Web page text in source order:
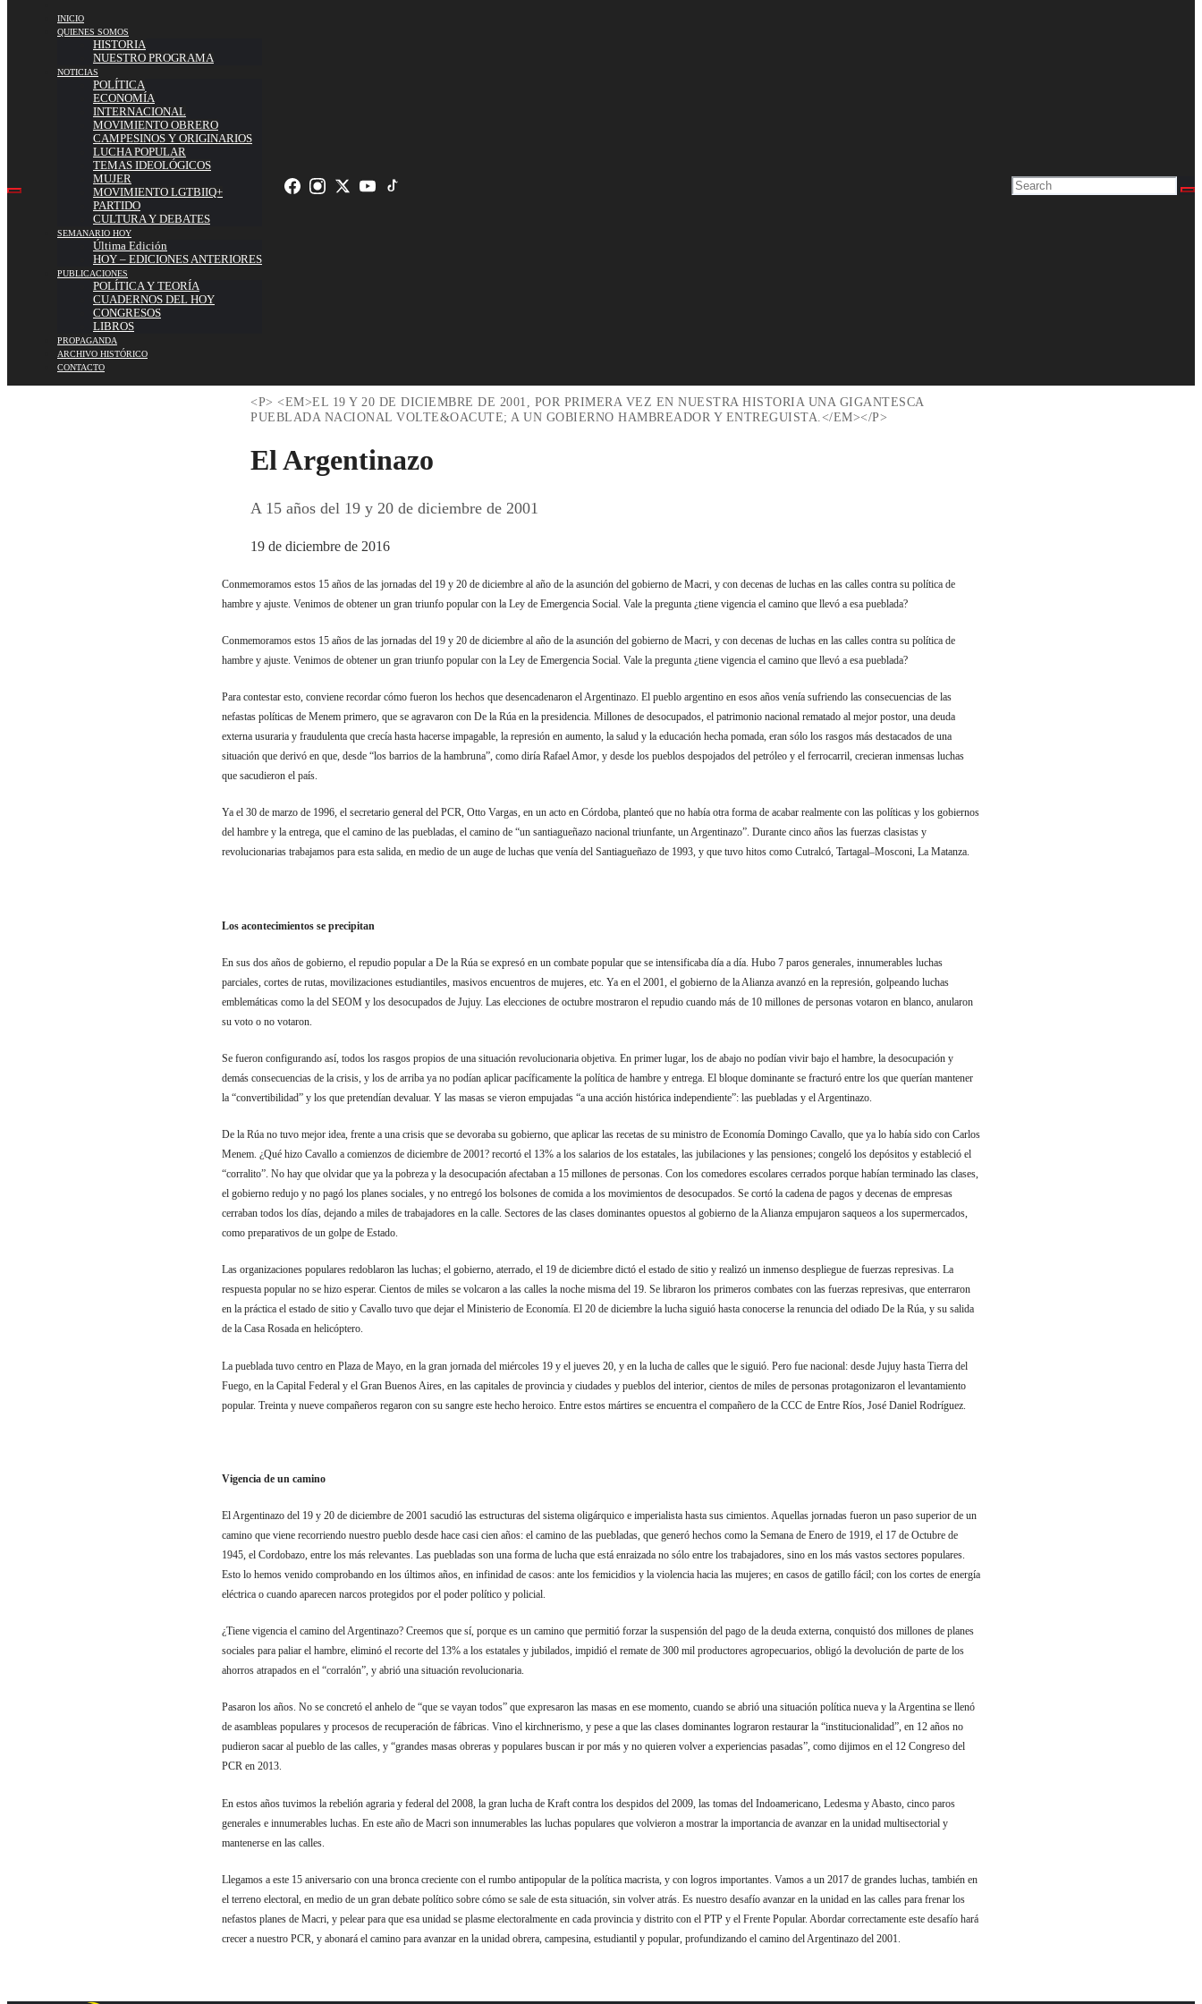
INICIO
QUIENES SOMOS
HISTORIA
NUESTRO PROGRAMA
NOTICIAS
POLÍTICA
ECONOMÍA
INTERNACIONAL
MOVIMIENTO OBRERO
CAMPESINOS Y ORIGINARIOS
LUCHA POPULAR
TEMAS IDEOLÓGICOS
MUJER
MOVIMIENTO LGTBIIQ+
PARTIDO
CULTURA Y DEBATES
SEMANARIO HOY
Última Edición
HOY – EDICIONES ANTERIORES
PUBLICACIONES
POLÍTICA Y TEORÍA
CUADERNOS DEL HOY
CONGRESOS
LIBROS
PROPAGANDA
ARCHIVO HISTÓRICO
CONTACTO
<P> <EM>EL 19 Y 20 DE DICIEMBRE DE 2001, POR PRIMERA VEZ EN NUESTRA HISTORIA UNA GIGANTESCA
PUEBLADA NACIONAL VOLTE&OACUTE; A UN GOBIERNO HAMBREADOR Y ENTREGUISTA.</EM></P>
El Argentinazo
A 15 años del 19 y 20 de diciembre de 2001
19 de diciembre de 2016
Conmemoramos estos 15 años de las jornadas del 19 y 20 de diciembre al año de la asunción del gobierno de Macri, y con decenas de luchas en las calles contra su política de
hambre y ajuste. Venimos de obtener un gran triunfo popular con la Ley de Emergencia Social. Vale la pregunta ¿tiene vigencia el camino que llevó a esa pueblada?
Conmemoramos estos 15 años de las jornadas del 19 y 20 de diciembre al año de la asunción del gobierno de Macri, y con decenas de luchas en las calles contra su política de
hambre y ajuste. Venimos de obtener un gran triunfo popular con la Ley de Emergencia Social. Vale la pregunta ¿tiene vigencia el camino que llevó a esa pueblada?
Para contestar esto, conviene recordar cómo fueron los hechos que desencadenaron el Argentinazo. El pueblo argentino en esos años venía sufriendo las consecuencias de las
nefastas políticas de Menem primero, que se agravaron con De la Rúa en la presidencia. Millones de desocupados, el patrimonio nacional rematado al mejor postor, una deuda
externa usuraria y fraudulenta que crecía hasta hacerse impagable, la represión en aumento, la salud y la educación hecha pomada, eran sólo los rasgos más destacados de una
situación que derivó en que, desde “los barrios de la hambruna”, como diría Rafael Amor, y desde los pueblos despojados del petróleo y el ferrocarril, crecieran inmensas luchas
que sacudieron el país.
Ya el 30 de marzo de 1996, el secretario general del PCR, Otto Vargas, en un acto en Córdoba, planteó que no había otra forma de acabar realmente con las políticas y los gobiernos
del hambre y la entrega, que el camino de las puebladas, el camino de “un santiagueñazo nacional triunfante, un Argentinazo”. Durante cinco años las fuerzas clasistas y
revolucionarias trabajamos para esta salida, en medio de un auge de luchas que venía del Santiagueñazo de 1993, y que tuvo hitos como Cutralcó, Tartagal–Mosconi, La Matanza.
Los acontecimientos se precipitan
En sus dos años de gobierno, el repudio popular a De la Rúa se expresó en un combate popular que se intensificaba día a día. Hubo 7 paros generales, innumerables luchas
parciales, cortes de rutas, movilizaciones estudiantiles, masivos encuentros de mujeres, etc. Ya en el 2001, el gobierno de la Alianza avanzó en la represión, golpeando luchas
emblemáticas como la del SEOM y los desocupados de Jujuy. Las elecciones de octubre mostraron el repudio cuando más de 10 millones de personas votaron en blanco, anularon
su voto o no votaron.
Se fueron configurando así, todos los rasgos propios de una situación revolucionaria objetiva. En primer lugar, los de abajo no podían vivir bajo el hambre, la desocupación y
demás consecuencias de la crisis, y los de arriba ya no podían aplicar pacíficamente la política de hambre y entrega. El bloque dominante se fracturó entre los que querían mantener
la “convertibilidad” y los que pretendían devaluar. Y las masas se vieron empujadas “a una acción histórica independiente”: las puebladas y el Argentinazo.
De la Rúa no tuvo mejor idea, frente a una crisis que se devoraba su gobierno, que aplicar las recetas de su ministro de Economía Domingo Cavallo, que ya lo había sido con Carlos
Menem. ¿Qué hizo Cavallo a comienzos de diciembre de 2001? recortó el 13% a los salarios de los estatales, las jubilaciones y las pensiones; congeló los depósitos y estableció el
“corralito”. No hay que olvidar que ya la pobreza y la desocupación afectaban a 15 millones de personas. Con los comedores escolares cerrados porque habían terminado las clases,
el gobierno redujo y no pagó los planes sociales, y no entregó los bolsones de comida a los movimientos de desocupados. Se cortó la cadena de pagos y decenas de empresas
cerraban todos los días, dejando a miles de trabajadores en la calle. Sectores de las clases dominantes opuestos al gobierno de la Alianza empujaron saqueos a los supermercados,
como preparativos de un golpe de Estado.
Las organizaciones populares redoblaron las luchas; el gobierno, aterrado, el 19 de diciembre dictó el estado de sitio y realizó un inmenso despliegue de fuerzas represivas. La
respuesta popular no se hizo esperar. Cientos de miles se volcaron a las calles la noche misma del 19. Se libraron los primeros combates con las fuerzas represivas, que enterraron
en la práctica el estado de sitio y Cavallo tuvo que dejar el Ministerio de Economía. El 20 de diciembre la lucha siguió hasta conocerse la renuncia del odiado De la Rúa, y su salida
de la Casa Rosada en helicóptero.
La pueblada tuvo centro en Plaza de Mayo, en la gran jornada del miércoles 19 y el jueves 20, y en la lucha de calles que le siguió. Pero fue nacional: desde Jujuy hasta Tierra del
Fuego, en la Capital Federal y el Gran Buenos Aires, en las capitales de provincia y ciudades y pueblos del interior, cientos de miles de personas protagonizaron el levantamiento
popular. Treinta y nueve compañeros regaron con su sangre este hecho heroico. Entre estos mártires se encuentra el compañero de la CCC de Entre Ríos, José Daniel Rodríguez.
Vigencia de un camino
El Argentinazo del 19 y 20 de diciembre de 2001 sacudió las estructuras del sistema oligárquico e imperialista hasta sus cimientos. Aquellas jornadas fueron un paso superior de un
camino que viene recorriendo nuestro pueblo desde hace casi cien años: el camino de las puebladas, que generó hechos como la Semana de Enero de 1919, el 17 de Octubre de
1945, el Cordobazo, entre los más relevantes. Las puebladas son una forma de lucha que está enraizada no sólo entre los trabajadores, sino en los más vastos sectores populares.
Esto lo hemos venido comprobando en los últimos años, en infinidad de casos: ante los femicidios y la violencia hacia las mujeres; en casos de gatillo fácil; con los cortes de energía
eléctrica o cuando aparecen narcos protegidos por el poder político y policial.
¿Tiene vigencia el camino del Argentinazo? Creemos que sí, porque es un camino que permitió forzar la suspensión del pago de la deuda externa, conquistó dos millones de planes
sociales para paliar el hambre, eliminó el recorte del 13% a los estatales y jubilados, impidió el remate de 300 mil productores agropecuarios, obligó la devolución de parte de los
ahorros atrapados en el “corralón”, y abrió una situación revolucionaria.
Pasaron los años. No se concretó el anhelo de “que se vayan todos” que expresaron las masas en ese momento, cuando se abrió una situación política nueva y la Argentina se llenó
de asambleas populares y procesos de recuperación de fábricas. Vino el kirchnerismo, y pese a que las clases dominantes lograron restaurar la “institucionalidad”, en 12 años no
pudieron sacar al pueblo de las calles, y “grandes masas obreras y populares buscan ir por más y no quieren volver a experiencias pasadas”, como dijimos en el 12 Congreso del
PCR en 2013.
En estos años tuvimos la rebelión agraria y federal del 2008, la gran lucha de Kraft contra los despidos del 2009, las tomas del Indoamericano, Ledesma y Abasto, cinco paros
generales e innumerables luchas. En este año de Macri son innumerables las luchas populares que volvieron a mostrar la importancia de avanzar en la unidad multisectorial y
mantenerse en las calles.
Llegamos a este 15 aniversario con una bronca creciente con el rumbo antipopular de la política macrista, y con logros importantes. Vamos a un 2017 de grandes luchas, también en
el terreno electoral, en medio de un gran debate político sobre cómo se sale de esta situación, sin volver atrás. Es nuestro desafío avanzar en la unidad en las calles para frenar los
nefastos planes de Macri, y pelear para que esa unidad se plasme electoralmente en cada provincia y distrito con el PTP y el Frente Popular. Abordar correctamente este desafío hará
crecer a nuestro PCR, y abonará el camino para avanzar en la unidad obrera, campesina, estudiantil y popular, profundizando el camino del Argentinazo del 2001.